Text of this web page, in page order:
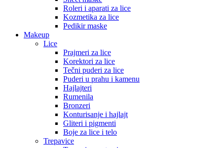
Roleri i aparati za lice
Kozmetika za lice
Pedikir maske
Makeup
Lice
Prajmeri za lice
Korektori za lice
Tečni puderi za lice
Puderi u prahu i kamenu
Hajlajteri
Rumenila
Bronzeri
Konturisanje i hajlajt
Gliteri i pigmenti
Boje za lice i telo
Trepavice